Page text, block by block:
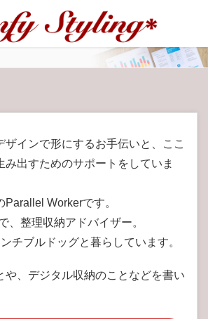
ザインで形にするお手伝いと、ここ
み出すためのサポートをしていま
Workerです。
、整理収納アドバイザー。
チブルドッグと暮らしています。
、デジタル収納のことなどを書い